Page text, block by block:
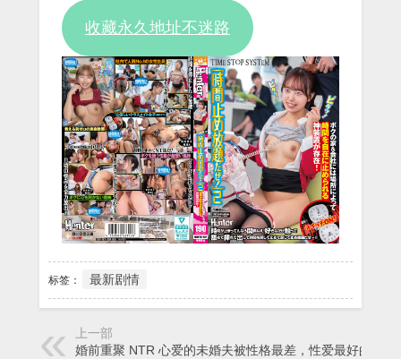
收藏永久地址不迷路
标签： 最新剧情
上一部
婚前重聚 NTR 心爱的未婚夫被性格最差，性爱最好的前男